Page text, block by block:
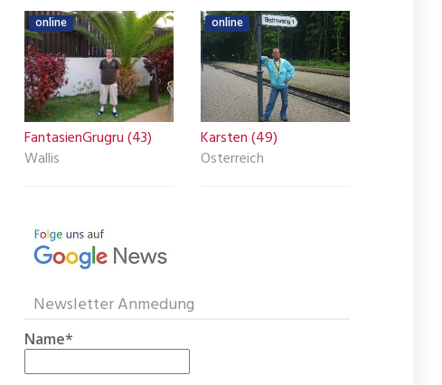
online
FantasienGrugru (43)
Wallis
online
Karsten (49)
Österreich
Newsletter Anmedung
Name*